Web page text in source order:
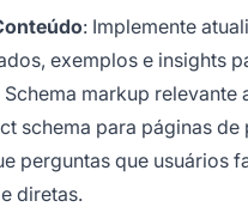
: Implemente
exemplos e insights
markup relevante
schema para páginas de
perguntas que usuários
diretas.